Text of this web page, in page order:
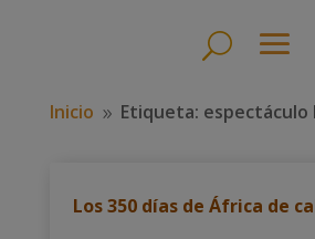
Inicio 9 Etiqueta: espectáculo
Los 350 días de África de